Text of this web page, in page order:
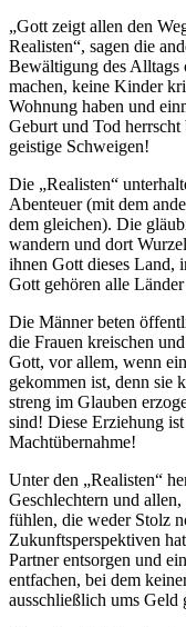
„Gott zeigt allen den
Realisten“, sagen die
Bewältigung des Alltags
machen, keine Kinder
Wohnung haben und
Geburt und Tod herrscht
geistige Schweigen!
Die „Realisten“
Abenteuer (mit dem
dem gleichen). Die
wandern und dort
ihnen Gott dieses Land,
Gott gehören alle
Die Männer beten
die Frauen kreischen
Gott, vor allem, wenn
gekommen ist, denn sie
streng im Glauben
sind! Diese Erziehung
Machtübernahme!
Unter den „Realisten“
Geschlechtern und
fühlen, die weder Stolz
Zukunftsperspektiven
Partner entsorgen und
entfachen, bei dem
ausschließlich ums Geld